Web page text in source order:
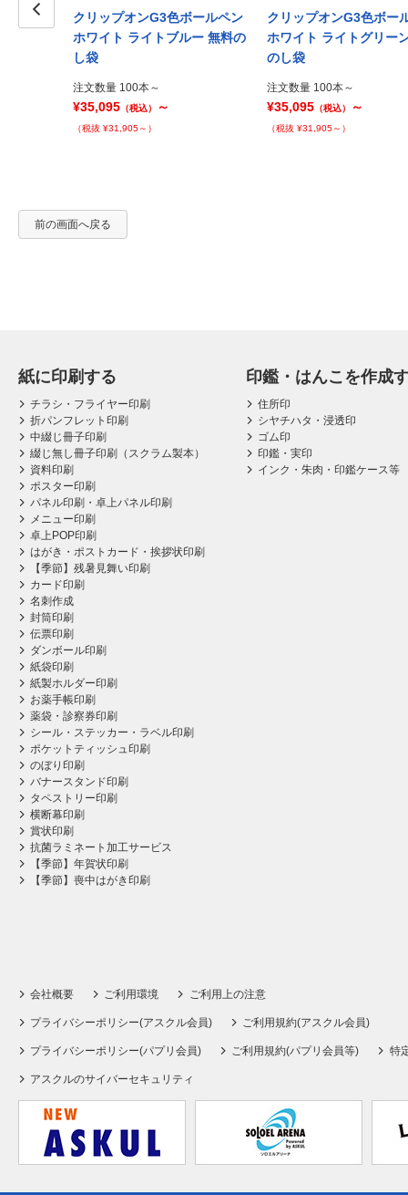
ールペン
クリップオンG3色ボールペン
ホワイト ライトブルー 無料の
し袋
注文数量 100本～
¥35,095 （税込） ～
（税抜 ¥31,905～）
クリップオンG3色ボー
ホワイト ライトグリー
のし袋
注文数量 100本～
¥35,095 （税込） ～
（税抜 ¥31,905～）
前の画面へ戻る
紙に印刷する
チラシ・フライヤー印刷
折パンフレット印刷
中綴じ冊子印刷
綴じ無し冊子印刷（スクラム製本）
資料印刷
ポスター印刷
パネル印刷・卓上パネル印刷
メニュー印刷
卓上POP印刷
はがき・ポストカード・挨拶状印刷
【季節】残暑見舞い印刷
カード印刷
名刺作成
封筒印刷
伝票印刷
ダンボール印刷
紙袋印刷
紙製ホルダー印刷
お薬手帳印刷
薬袋・診察券印刷
シール・ステッカー・ラベル印刷
ポケットティッシュ印刷
のぼり印刷
バナースタンド印刷
タペストリー印刷
横断幕印刷
賞状印刷
抗菌ラミネート加工サービス
【季節】年賀状印刷
【季節】喪中はがき印刷
印鑑・はんこを作成
住所印
シヤチハタ・浸透印
ゴム印
印鑑・実印
インク・朱肉・印鑑ケース等
会社概要 ご利用環境 ご利用上の注意
プライバシーポリシー(アスクル会員) ご利用規約(アスクル会員)
プライバシーポリシー(パプリ会員) ご利用規約(パプリ会員等) 特
アスクルのサイバーセキュリティ